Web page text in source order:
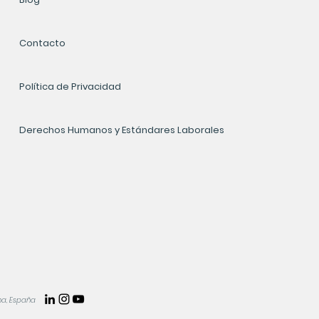
Contacto
Política de Privacidad
Derechos Humanos y Estándares Laborales
España